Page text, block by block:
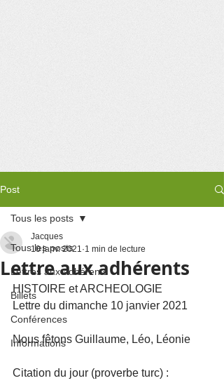
Post
Tous les posts
Lettres aux adhérents
Billets
Conférences
Informations
Tous les posts
Lettre aux adhérents
Jacques
10 janv. 2021 1 min de lecture
HISTOIRE et ARCHEOLOGIE
Lettre du dimanche 10 janvier 2021
Nous fêtons Guillaume, Léo, Léonie
Citation du jour (proverbe turc) :